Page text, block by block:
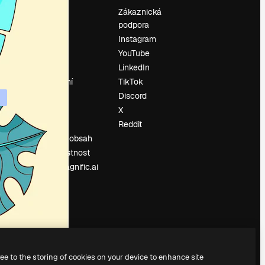
vyhledávání
Slidesgo
Prodávejte obsah
Tisková místnost
Hledáte magnific.ai
Zákaznická
podpora
Instagram
YouTube
LinkedIn
TikTok
Discord
X
Reddit
to the storing of cookies on your device to enhance site